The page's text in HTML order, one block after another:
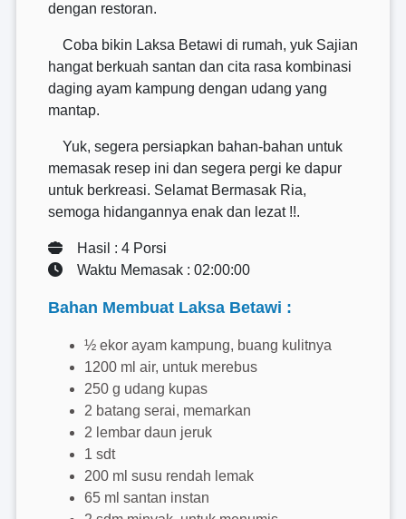
dengan restoran.
Coba bikin Laksa Betawi di rumah, yuk Sajian
hangat berkuah santan dan cita rasa kombinasi
daging ayam kampung dengan udang yang
mantap.
Yuk, segera persiapkan bahan-bahan untuk
memasak resep ini dan segera pergi ke dapur
untuk berkreasi. Selamat Bermasak Ria,
semoga hidangannya enak dan lezat !!.
Hasil : 4 Porsi
Waktu Memasak : 02:00:00
Bahan Membuat Laksa Betawi :
½ ekor ayam kampung, buang kulitnya
1200 ml air, untuk merebus
250 g udang kupas
2 batang serai, memarkan
2 lembar daun jeruk
1 sdt
200 ml susu rendah lemak
65 ml santan instan